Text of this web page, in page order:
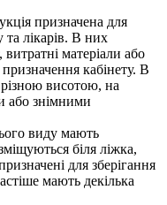
призначена для
та лікарів. В них
витратні матеріали або
кабінету. В
різною висотою, на
або знімними
виду мають
біля ліжка,
для зберігання
мають декілька